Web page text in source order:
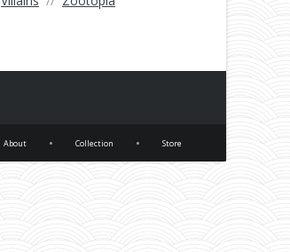
About • Collection • Store